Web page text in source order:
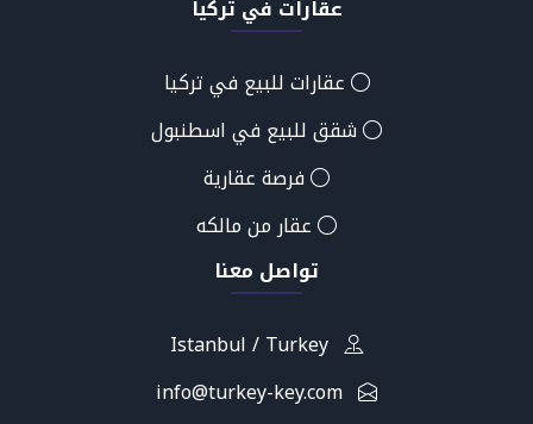
عقارات في تركيا
عقارات للبيع في تركيا
شقق للبيع في اسطنبول
فرصة عقارية
عقار من مالكه
تواصل معنا
Istanbul / Turkey
info@turkey-key.com